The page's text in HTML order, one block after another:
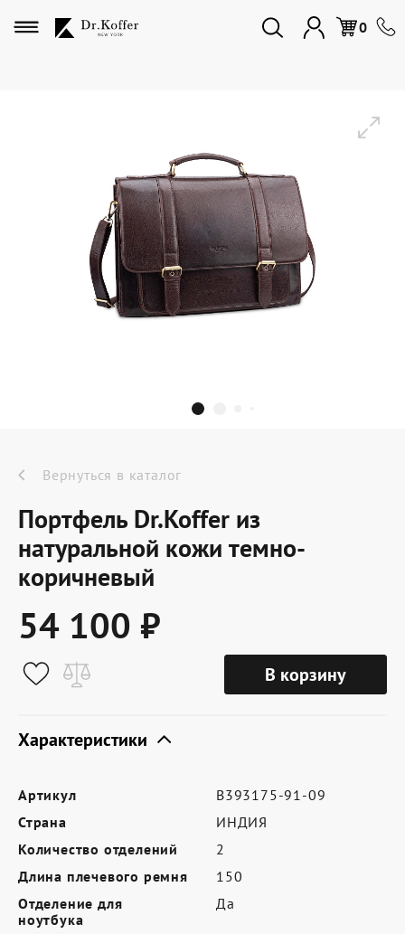
0
Избранное
Мужская коллекция
Женская коллекция
Подарки и сувениры
Dr.Koffer Outlet
Новинки
Акции
Оферта
Условия возврата
Партнерам
Контакты
Программа лояльности
Вернуться в каталог
Портфель Dr.Koffer из
натуральной кожи темно-
коричневый
54 100 ₽
В корзину
Характеристики
Артикул
B393175-91-09
Страна
ИНДИЯ
Количество отделений
2
Длина плечевого ремня
150
Отделение для
ноутбука
Да